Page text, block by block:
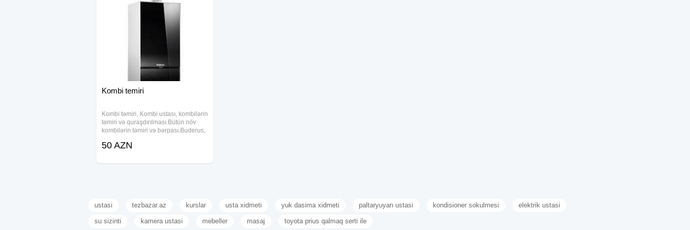
Kombi temiri
Kombi təmiri, Kombi ustası, kombilərin
təmiri və quraşdırılması.Bütün növ
kombilərin təmiri və bərpası.Buderus,
Bosch, Vanvard və.s təmiri.ÇXR
50 AZN
ustasi tezbazar.az kurslar usta xidmeti yuk dasima xidmeti paltaryuyan ustasi kondisioner sokulmesi elektrik ustasi
su sizinti kamera ustasi mebeller masaj toyota prius qalmaq serti ile